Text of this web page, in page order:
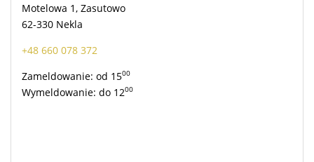
Motelowa 1, Zasutowo
62-330 Nekla
+48 660 078 372
Zameldowanie: od 1500
Wymeldowanie: do 1200